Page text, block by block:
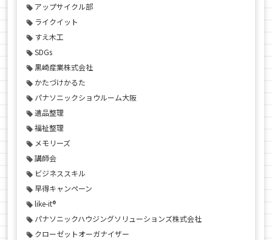
アップサイクル部
ライクイット
すえ木工
SDGs
黒崎産業株式会社
かたづけかるた
パナソニックショウルーム大阪
遺品整理
福祉整理
メモリーズ
講師会
ビジネススキル
早得キャンペーン
like-it®
パナソニックハウジングソリューションズ株式会社
クローゼットオーガナイザー